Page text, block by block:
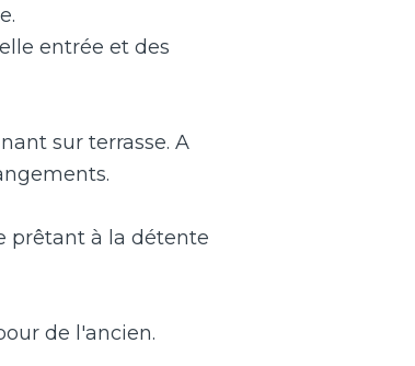
entrée et des
sur terrasse. A
prêtant à la détente
de l'ancien.